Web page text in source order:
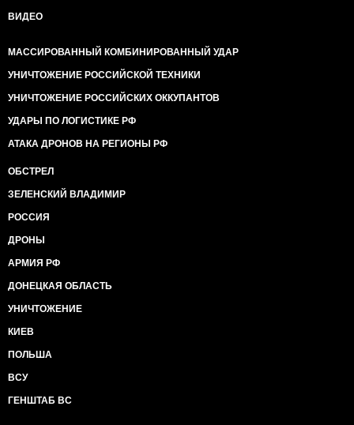
ВИДЕО
МАССИРОВАННЫЙ КОМБИНИРОВАННЫЙ УДАР
УНИЧТОЖЕНИЕ РОССИЙСКОЙ ТЕХНИКИ
УНИЧТОЖЕНИЕ РОССИЙСКИХ ОККУПАНТОВ
УДАРЫ ПО ЛОГИСТИКЕ РФ
АТАКА ДРОНОВ НА РЕГИОНЫ РФ
ОБСТРЕЛ
ЗЕЛЕНСКИЙ ВЛАДИМИР
РОССИЯ
ДРОНЫ
АРМИЯ РФ
ДОНЕЦКАЯ ОБЛАСТЬ
УНИЧТОЖЕНИЕ
КИЕВ
ПОЛЬША
ВСУ
ГЕНШТАБ ВС